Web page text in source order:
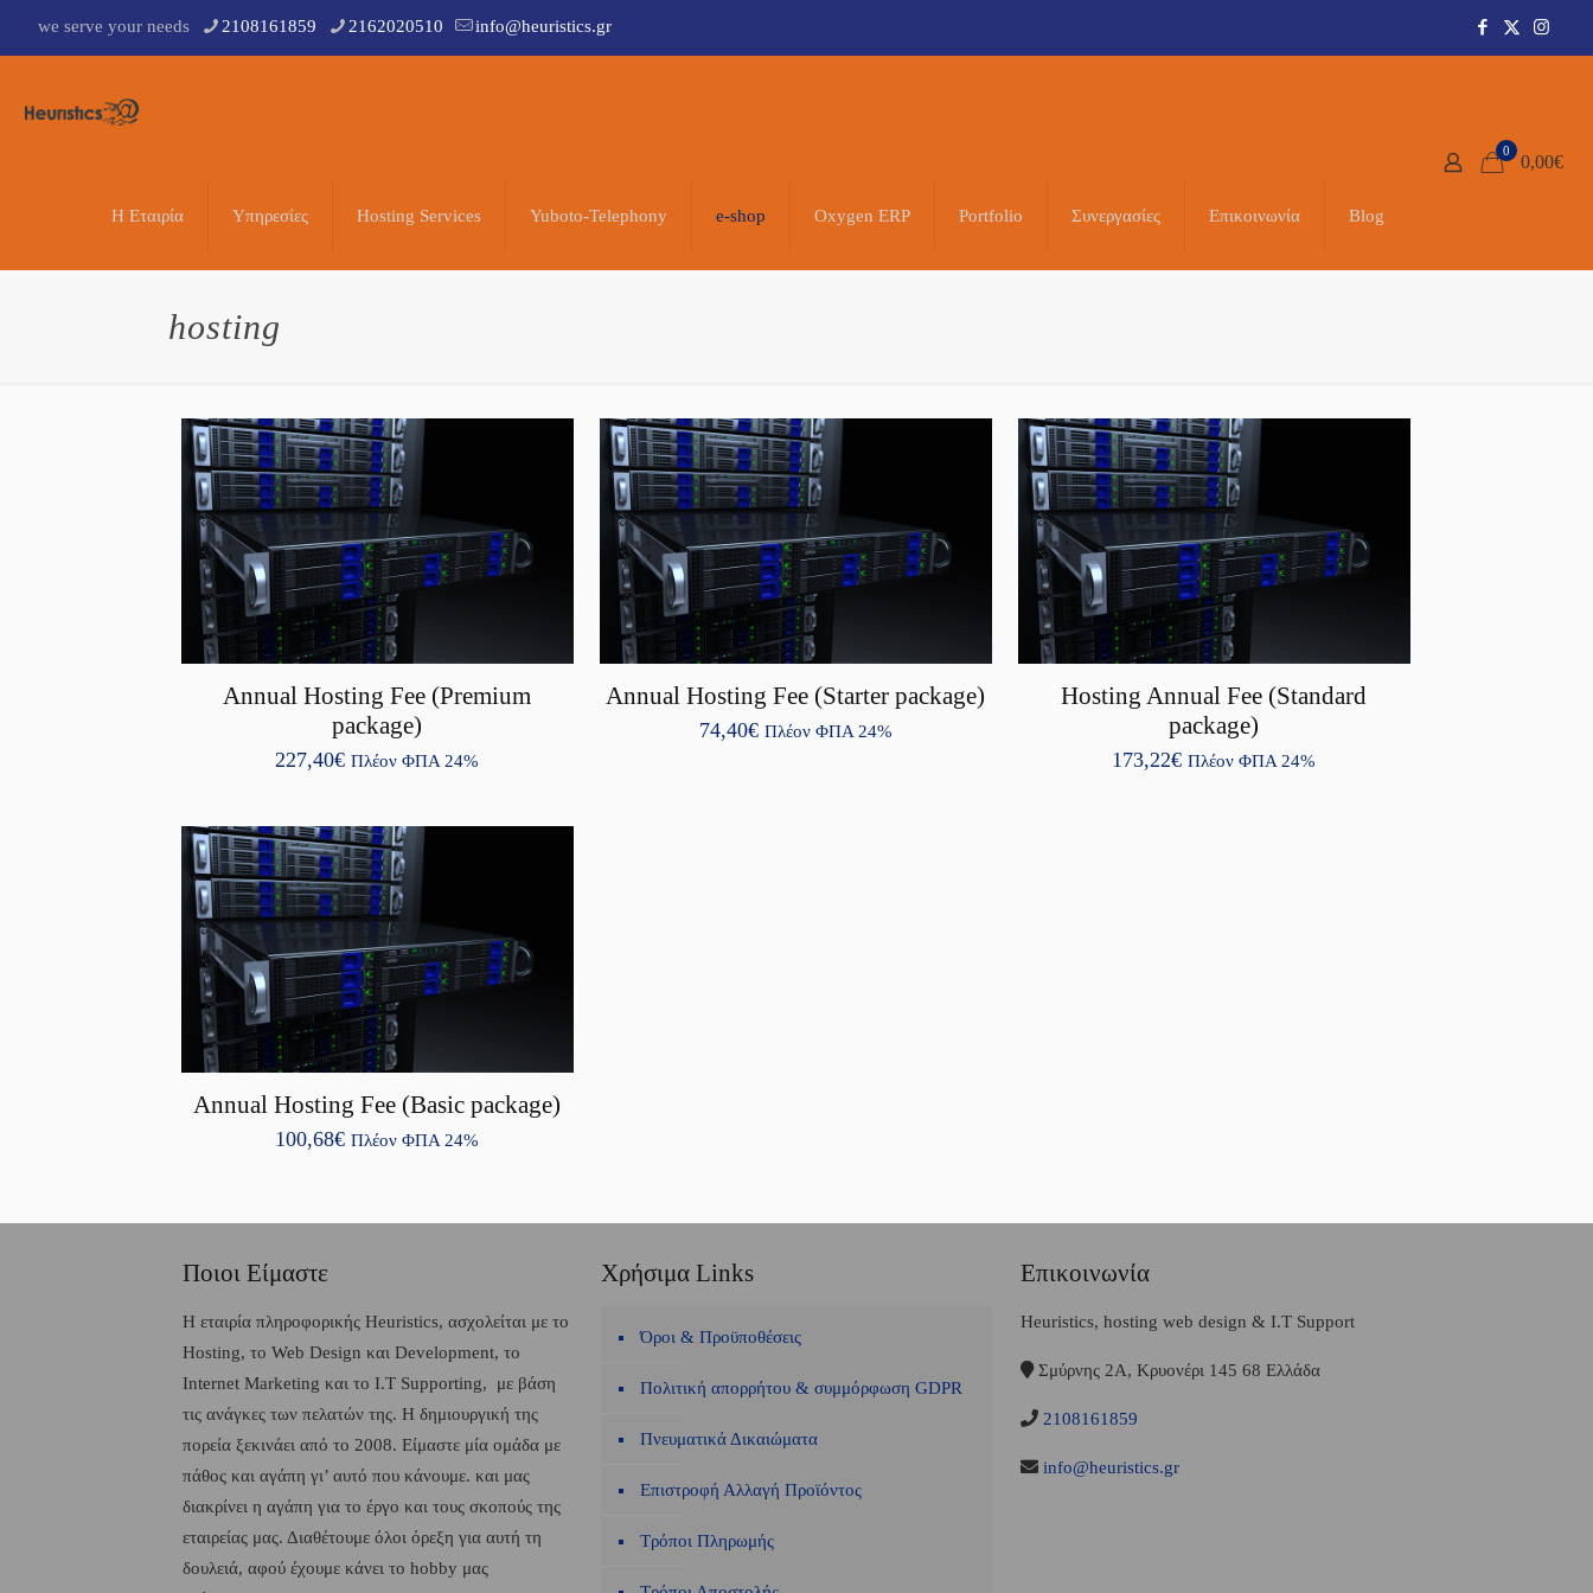
we serve your needs 2108161859 2162020510 info@heuristics.gr
Η Εταιρία Υπηρεσίες Hosting Services Yuboto-Telephony e-shop Oxygen ERP Portfolio Συνεργασίες Επικοινωνία Blog
0
0,00€
hosting
Annual Hosting Fee (Premium
package)
227,40€ Πλέον ΦΠΑ 24%
Annual Hosting Fee (Starter package)
74,40€ Πλέον ΦΠΑ 24%
Hosting Annual Fee (Standard
package)
173,22€ Πλέον ΦΠΑ 24%
Annual Hosting Fee (Basic package)
100,68€ Πλέον ΦΠΑ 24%
Ποιοι Είμαστε
H εταιρία πληροφορικής Heuristics, ασχολείται με το
Hosting, το Web Design και Development, το
Internet Marketing και το I.T Supporting, με βάση
τις ανάγκες των πελατών της. Η δημιουργική της
πορεία ξεκινάει από το 2008. Είμαστε μία ομάδα με
πάθος και αγάπη γι’ αυτό που κάνουμε. και μας
διακρίνει η αγάπη για το έργο και τους σκοπούς της
εταιρείας μας. Διαθέτουμε όλοι όρεξη για αυτή τη
δουλειά, αφού έχουμε κάνει το hobby μας
Χρήσιμα Links
Όροι & Προϋποθέσεις
Πολιτική απορρήτου & συμμόρφωση GDPR
Πνευματικά Δικαιώματα
Επιστροφή Αλλαγή Προϊόντος
Τρόποι Πληρωμής
Επικοινωνία
Heuristics, hosting web design & I.T Support
Σμύρνης 2A, Κρυονέρι 145 68 Ελλάδα
2108161859
info@heuristics.gr